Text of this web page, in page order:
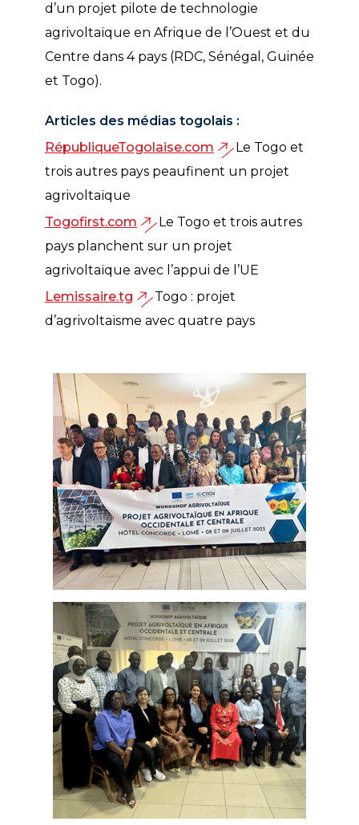
d’un projet pilote de technologie
agrivoltaïque en Afrique de l’Ouest et du
Centre dans 4 pays (RDC, Sénégal, Guinée
et Togo).
Articles des médias togolais :
RépubliqueTogolaise.com
Le Togo et
trois autres pays peaufinent un projet
agrivoltaïque
Togofirst.com
Le Togo et trois autres
pays planchent sur un projet
agrivoltaïque avec l’appui de l’UE
Lemissaire.tg
Togo : projet
d’agrivoltaïsme avec quatre pays